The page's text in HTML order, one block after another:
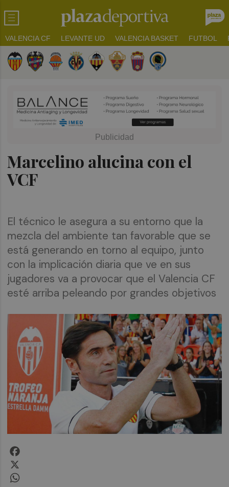
VALENCIA CF LEVANTE UD VALENCIA BASKET FUTBOL
Marcelino alucina con el
VCF
El técnico le asegura a su entorno que la
mezcla del ambiente tan favorable que se
está generando en torno al equipo, junto
con la implicación diaria que ve en sus
jugadores va a provocar que el Valencia CF
esté arriba peleando por grandes objetivos